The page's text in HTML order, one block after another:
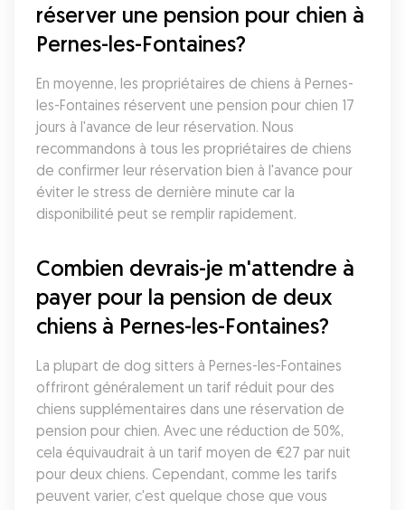
réserver une pension pour chien à
Pernes-les-Fontaines?
En moyenne, les propriétaires de chiens à Pernes-
les-Fontaines réservent une pension pour chien 17
jours à l'avance de leur réservation. Nous
recommandons à tous les propriétaires de chiens
de confirmer leur réservation bien à l'avance pour
éviter le stress de dernière minute car la
disponibilité peut se remplir rapidement.
Combien devrais-je m'attendre à
payer pour la pension de deux
chiens à Pernes-les-Fontaines?
La plupart de dog sitters à Pernes-les-Fontaines
offriront généralement un tarif réduit pour des
chiens supplémentaires dans une réservation de
pension pour chien. Avec une réduction de 50%,
cela équivaudrait à un tarif moyen de €27 par nuit
pour deux chiens. Cependant, comme les tarifs
peuvent varier, c'est quelque chose que vous